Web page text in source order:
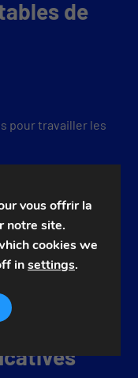
de
pour travailler les
ludique
jeux interactifs et
ses petites
sa confiance.
vous offrir la
notre site.
cookies we
insettings.